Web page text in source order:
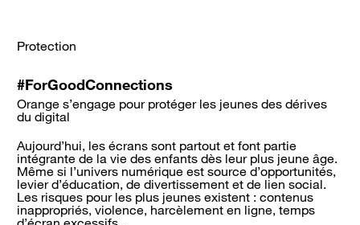
Protection
#ForGoodConnections
Orange s’engage pour protéger les jeunes des dérives
du digital
Aujourd’hui, les écrans sont partout et font partie
intégrante de la vie des enfants dès leur plus jeune âge.
Même si l’univers numérique est source d’opportunités,
levier d’éducation, de divertissement et de lien social.
Les risques pour les plus jeunes existent : contenus
inappropriés, violence, harcèlement en ligne, temps